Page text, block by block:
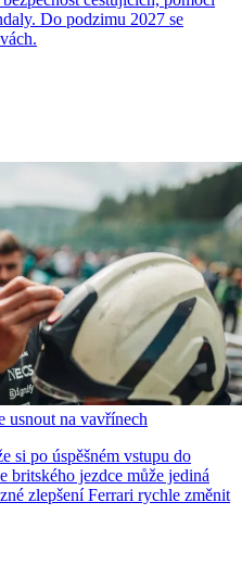
Do podzimu 2027 se
usnout na vavřínech
si po úspěšném vstupu do
britského jezdce může jediná
zlepšení Ferrari rychle změnit